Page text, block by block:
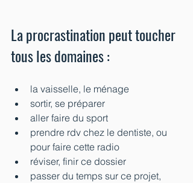
La procrastination peut toucher
tous les domaines :
la vaisselle, le ménage
sortir, se préparer
aller faire du sport
prendre rdv chez le dentiste, ou
pour faire cette radio
réviser, finir ce dossier
passer du temps sur ce projet,